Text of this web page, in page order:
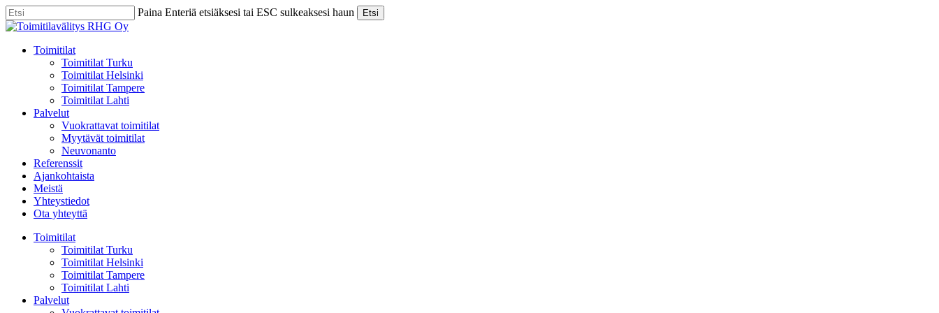
Skip
to
content
Paina Enteriä etsiäksesi tai ESC sulkeaksesi haun Etsi
Close
Menu
Toimitilat
Toimitilat Turku
Toimitilat Helsinki
Toimitilat Tampere
Toimitilat Lahti
Palvelut
Vuokrattavat toimitilat
Myytävät toimitilat
Neuvonanto
Referenssit
Ajankohtaista
Meistä
Yhteystiedot
Ota yhteyttä
Toimitilat
Toimitilat Turku
Toimitilat Helsinki
Toimitilat Tampere
Toimitilat Lahti
Palvelut